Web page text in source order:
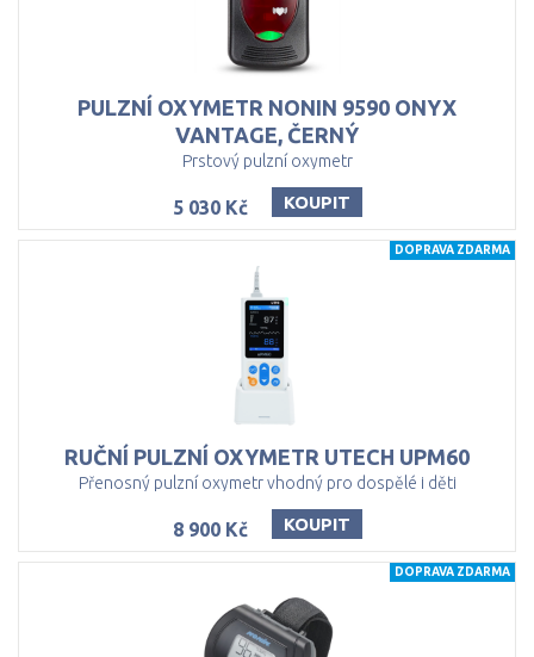
PULZNÍ OXYMETR NONIN 9590 ONYX
VANTAGE, ČERNÝ
Prstový pulzní oxymetr
5 030 Kč KOUPIT
RUČNÍ PULZNÍ OXYMETR UTECH UPM60
Přenosný pulzní oxymetr vhodný pro dospělé i děti
8 900 Kč KOUPIT
DOPRAVA ZDARMA
DOPRAVA ZDARMA